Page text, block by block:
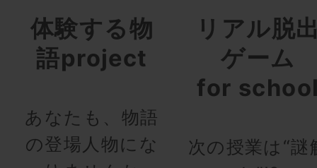
体験する物
語project
あなたも、物語
の登場人物にな
リアル脱
ゲーム
for
次の授業は“謎